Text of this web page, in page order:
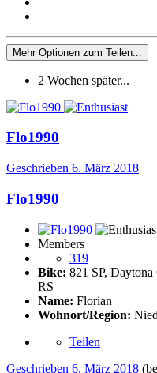
Mehr Optionen zum Teilen...
2 Wochen später...
Flo1990
Geschrieben 6. März 2018
Flo1990
Members
319
Bike: 821 SP,
RS
Name: Florian
Wohnort/Region:
Teilen
Geschrieben 6. März 2018